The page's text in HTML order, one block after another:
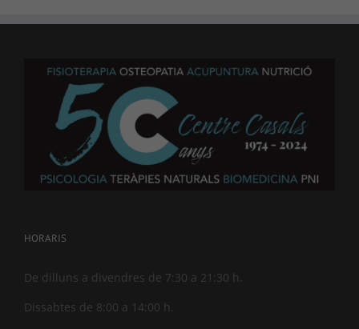
HORARIS
De dilluns a divendres de 7:30 a 21:30 h.
Dissabtes de 8:00 a 14:00 h.